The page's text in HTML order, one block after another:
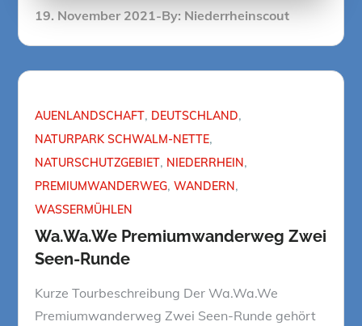
Posted
19. November 2021 By: Niederrheinscout
AUENLANDSCHAFT DEUTSCHLAND
NATURPARK SCHWALM-NETTE
NATURSCHUTZGEBIET NIEDERRHEIN
PREMIUMWANDERWEG WANDERN
WASSERMÜHLEN
Wa.Wa.We Premiumwanderweg Zwei
Seen-Runde
Kurze Tourbeschreibung Der Wa.Wa.We
Premiumwanderweg Zwei Seen-Runde gehört